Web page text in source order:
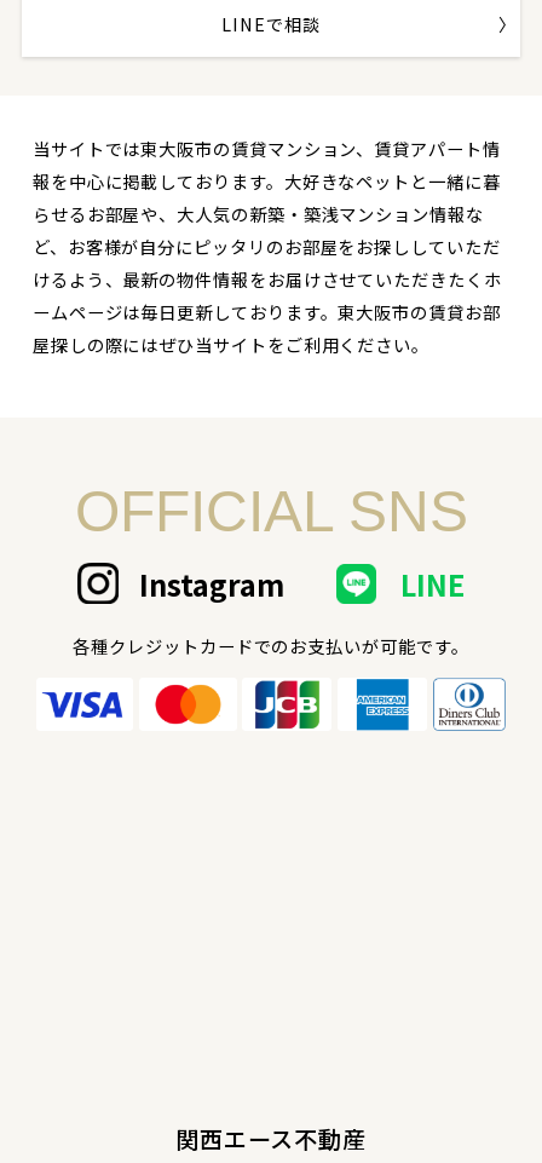
LINEで相談
当サイトでは東大阪市の賃貸マンション、賃貸アパート情
報を中心に掲載しております。大好きなペットと一緒に暮
らせるお部屋や、大人気の新築・築浅マンション情報な
ど、お客様が自分にピッタリのお部屋をお探ししていただ
けるよう、最新の物件情報をお届けさせていただきたくホ
ームページは毎日更新しております。東大阪市の賃貸お部
屋探しの際にはぜひ当サイトをご利用ください。
OFFICIAL SNS
Instagram LINE
各種クレジットカードでのお支払いが可能です。
関西エース不動産